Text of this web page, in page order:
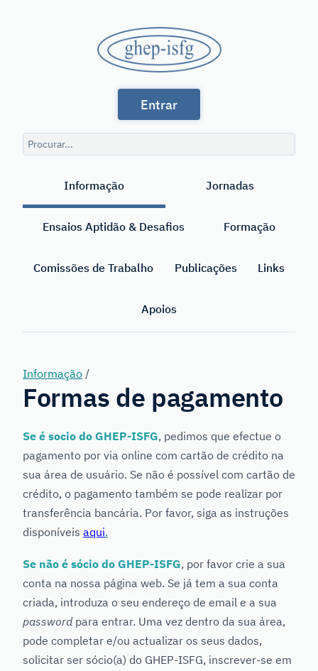
GHEP
-
ISFG
Línguas
Espanhola
Portuguesa
Society
Genetics
Entrar
Consulta
de
Informação Jornadas
Ensaios Aptidão & Desafios Formação
Comissões de Trabalho Publicações Links
Apoios
Informação /
Formas de pagamento
Se é socio do GHEP-ISFG, pedimos que efectue o
pagamento por via online com cartão de crédito na
sua área de usuário. Se não é possível com cartão de
crédito, o pagamento também se pode realizar por
transferência bancária. Por favor, siga as instruções
disponíveis aqui.
Se não é sócio do GHEP-ISFG, por favor crie a sua
conta na nossa página web. Se já tem a sua conta
criada, introduza o seu endereço de email e a sua
passwordpara entrar. Uma vez dentro da sua área,
pode completar e/ou actualizar os seus dados,
solicitar ser sócio(a) do GHEP-ISFG, inscrever-se em